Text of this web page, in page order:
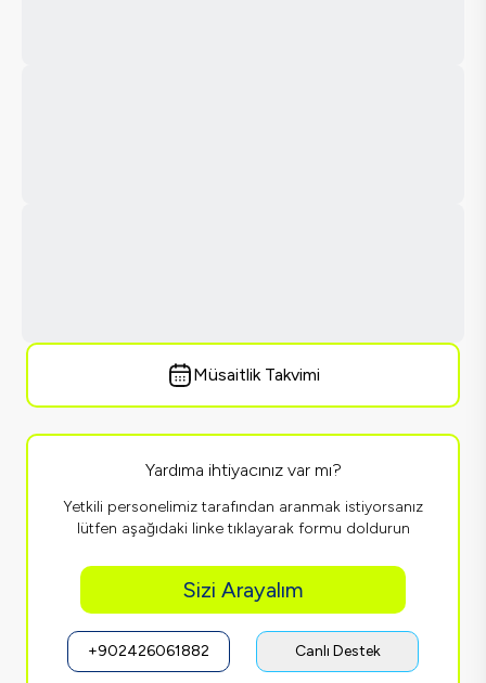
Müsaitlik Takvimi
Yardıma ihtiyacınız var mı?
Yetkili personelimiz tarafından aranmak istiyorsanız
lütfen aşağıdaki linke tıklayarak formu doldurun
Sizi Arayalım
+902426061882 Canlı Destek